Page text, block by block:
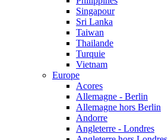
Singapour
Sri Lanka
Taiwan
Thailande
Turquie
Vietnam
Europe
Acores
Allemagne - Berlin
Allemagne hors Berlin
Andorre
Angleterre - Londres